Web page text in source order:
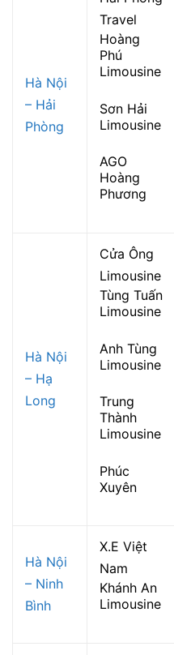
Hà Nội
– Hải
Phòng
Travel
Hoàng
Phú
Limousine
Sơn Hải
Limousine
AGO
Hoàng
Phương
Hà Nội
– Hạ
Long
Cửa Ông
Limousine
Tùng Tuấn
Limousine
Anh Tùng
Limousine
Trung
Thành
Limousine
Phúc
Xuyên
Hà Nội
– Ninh
Bình
X.E Việt
Nam
Khánh An
Limousine